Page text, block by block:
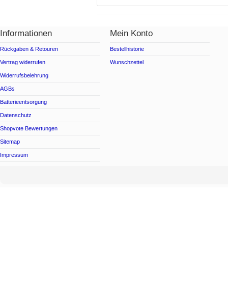
Informationen
Rückgaben & Retouren
Vertrag widerrufen
Widerrufsbelehrung
AGBs
Batterieentsorgung
Datenschutz
Shopvote Bewertungen
Sitemap
Impressum
Mein Konto
Bestellhistorie
Wunschzettel